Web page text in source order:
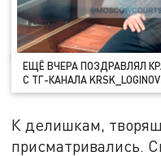
ЕЩЁ ВЧЕРА ПОЗДРАВЛЯЛ
С ТГ-КАНАЛА KRSK_LOGINOV
К делишкам,
присматривались.